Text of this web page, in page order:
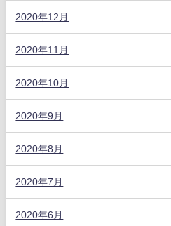
2020年12月
2020年11月
2020年10月
2020年9月
2020年8月
2020年7月
2020年6月